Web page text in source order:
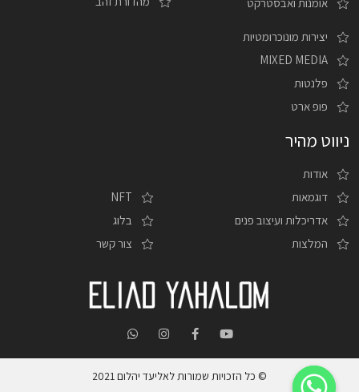
יצירות מונוכרומטיות
MIXED MEDIA
פלנטות
פופ ארט
ניווט מהיר
אודות
דוגמאות
אדריכלות ועיצוב פנים
המלצות
NFT
בלוג
צור קשר
© כל הזכויות שמורות לאליעד יהלום 2021